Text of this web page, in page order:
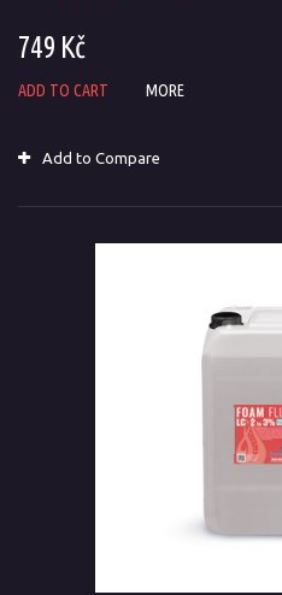
749 Kč
ADD TO CART MORE
Add to Compare